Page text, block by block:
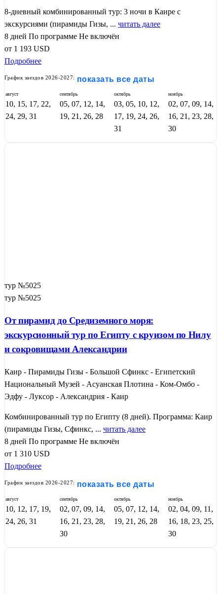
8-дневный комбинированный тур: 3 ночи в Каире с
экскурсиями (пирамиды Гизы, ... читать далее
8 дней По программе Не включён
от 1 193 USD
Подробнее
График заездов 2026-2027: показать все даты
август
10, 15, 17, 22,
24, 29, 31
сентябрь
05, 07, 12, 14,
19, 21, 26, 28
октябрь
03, 05, 10, 12,
17, 19, 24, 26,
31
ноябрь
02, 07, 09, 14,
16, 21, 23, 28,
30
тур №5025
тур №5025
От пирамид до Средиземного моря:
экскурсионный тур по Египту с круизом по Нилу
и сокровищами Александрии
Каир - Пирамиды Гизы - Большой Сфинкс - Египетский
Национальный Музей - Асуанская Плотина - Ком-Омбо -
Эдфу - Луксор - Александрия - Каир
Комбинированный тур по Египту (8 дней). Программа: Каир
(пирамиды Гизы, Сфинкс, ... читать далее
8 дней По программе Не включён
от 1 310 USD
Подробнее
График заездов 2026-2027: показать все даты
август
10, 12, 17, 19,
24, 26, 31
сентябрь
02, 07, 09, 14,
16, 21, 23, 28,
30
октябрь
05, 07, 12, 14,
19, 21, 26, 28
ноябрь
02, 04, 09, 11,
16, 18, 23, 25,
30